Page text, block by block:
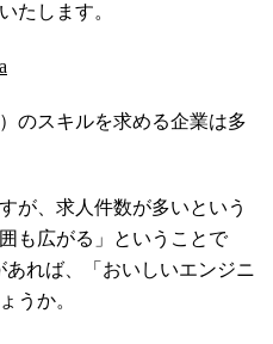
たします。
のスキルを求める企業は多
が、求人件数が多いという
も広がる」ということで
あれば、「おいしいエンジニ
うか。